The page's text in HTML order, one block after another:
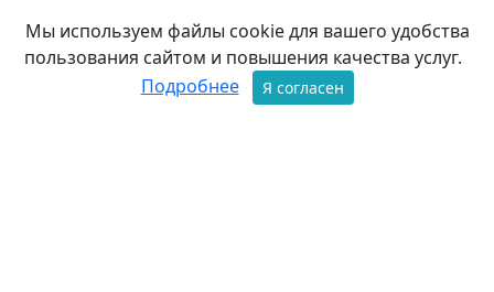
Мы используем файлы cookie для вашего удобства
пользования сайтом и повышения качества услуг.
Подробнее
Я согласен